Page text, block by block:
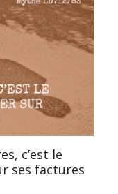
c’est le
ses factures